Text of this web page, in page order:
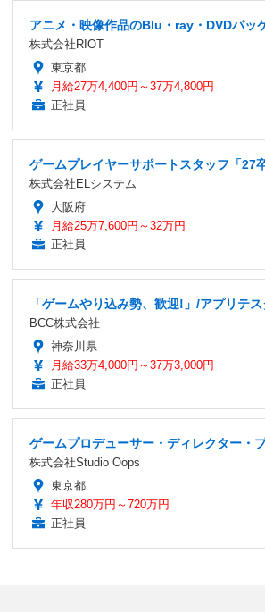
アニメ・映像作品のBlu・ray・DVDパッ
株式会社RIOT
東京都
月給27万4,400円～37万4,800円
正社員
ゲームプレイヤーサポートスタッフ「27
株式会社ELシステム
大阪府
月給25万7,600円～32万円
正社員
「ゲームやり込み勢、歓迎!」/アプリテ
BCC株式会社
神奈川県
月給33万4,000円～37万3,000円
正社員
ゲームプロデューサー・ディレクター・
株式会社Studio Oops
東京都
年収280万円～720万円
正社員